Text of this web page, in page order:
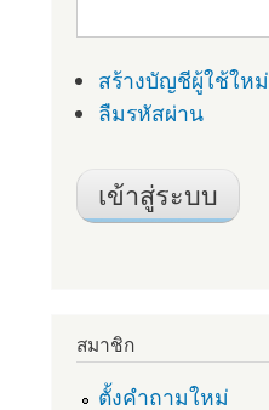
สร้างบัญชีผู้ใช้ใหม่
ลืมรหัสผ่าน
สมาชิก
ตั้งคำถามใหม่